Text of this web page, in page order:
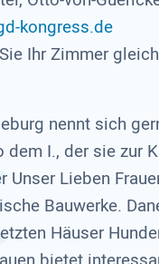
kongress.de
Ihr Zimmer
nennt sich
I., der sie zur
Unser Lieben
Bauwerke.
Häuser